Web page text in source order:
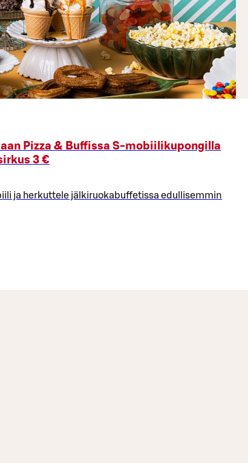
Pizza & Buffissa S-mobiilikupongilla
3 €
ja herkuttele jälkiruokabuffetissa edullisemmin